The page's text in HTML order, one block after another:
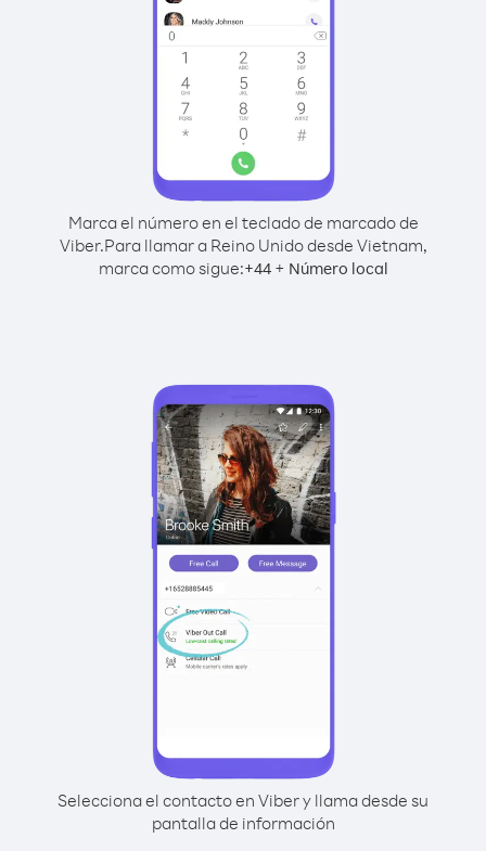
Marca el número en el teclado de marcado de
Viber.Para llamar a Reino Unido desde Vietnam,
marca como sigue:+44+ Número local
Selecciona el contacto en Viber y llama desde su
pantalla de información